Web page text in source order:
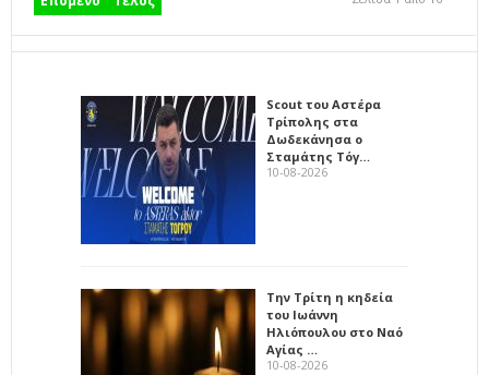
Scout του Αστέρα
Τρίπολης στα
Δωδεκάνησα ο
Σταμάτης Τόγ…
10-08-2026
Την Τρίτη η κηδεία
του Ιωάννη
Ηλιόπουλου στο Ναό
Αγίας …
10-08-2026